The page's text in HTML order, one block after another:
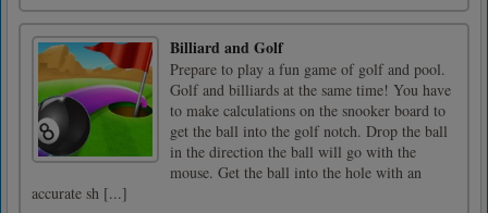
Billiard and Golf
Prepare to play a fun game of golf and pool.
Golf and billiards at the same time! You have
to make calculations on the snooker board to
get the ball into the golf notch. Drop the ball
in the direction the ball will go with the
mouse. Get the ball into the hole with an
accurate sh [...]